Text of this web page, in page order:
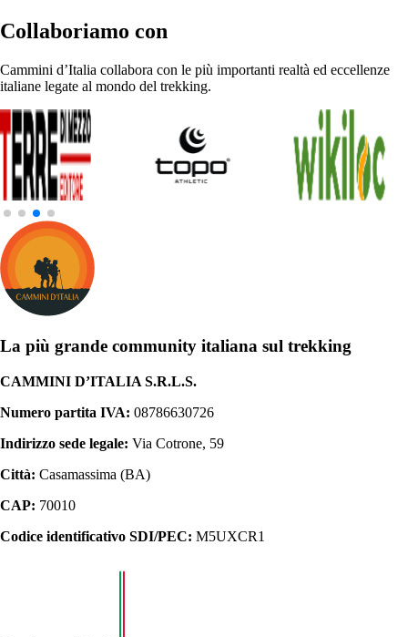
Collaboriamo con
Cammini d’Italia collabora con le più importanti realtà ed eccellenze
italiane legate al mondo del trekking.
La più grande community italiana sul trekking
CAMMINI D’ITALIA S.R.L.S.
Numero partita IVA: 08786630726
Indirizzo sede legale: Via Cotrone, 59
Città: Casamassima (BA)
CAP: 70010
Codice identificativo SDI/PEC: M5UXCR1